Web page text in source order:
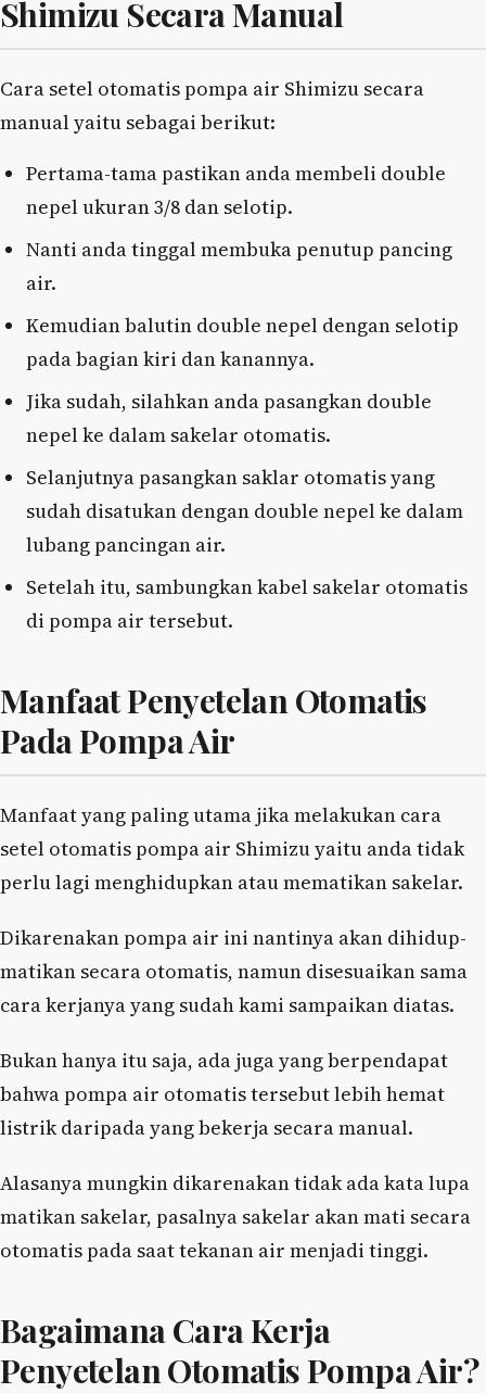
Shimizu Secara Manual
Cara setel otomatis pompa air Shimizu secara
manual yaitu sebagai berikut:
Pertama-tama pastikan anda membeli double
nepel ukuran 3/8 dan selotip.
Nanti anda tinggal membuka penutup pancing
air.
Kemudian balutin double nepel dengan selotip
pada bagian kiri dan kanannya.
Jika sudah, silahkan anda pasangkan double
nepel ke dalam sakelar otomatis.
Selanjutnya pasangkan saklar otomatis yang
sudah disatukan dengan double nepel ke dalam
lubang pancingan air.
Setelah itu, sambungkan kabel sakelar otomatis
di pompa air tersebut.
Manfaat Penyetelan Otomatis
Pada Pompa Air
Manfaat yang paling utama jika melakukan cara
setel otomatis pompa air Shimizu yaitu anda tidak
perlu lagi menghidupkan atau mematikan sakelar.
Dikarenakan pompa air ini nantinya akan dihidup-
matikan secara otomatis, namun disesuaikan sama
cara kerjanya yang sudah kami sampaikan diatas.
Bukan hanya itu saja, ada juga yang berpendapat
bahwa pompa air otomatis tersebut lebih hemat
listrik daripada yang bekerja secara manual.
Alasanya mungkin dikarenakan tidak ada kata lupa
matikan sakelar, pasalnya sakelar akan mati secara
otomatis pada saat tekanan air menjadi tinggi.
Bagaimana Cara Kerja
Penyetelan Otomatis Pompa Air?